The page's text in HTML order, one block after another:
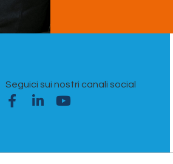
Seguici sui nostri canali social